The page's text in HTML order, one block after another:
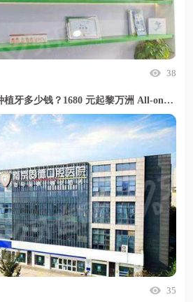
38
南京江北固德口腔单颗种植牙多少钱？1680 元起黎万洲 All-on-4 技术半口种植靠谱
35